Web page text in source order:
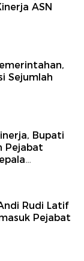
ASN
Sejumlah
Bupati
Pejabat
Rudi Latif
Pejabat